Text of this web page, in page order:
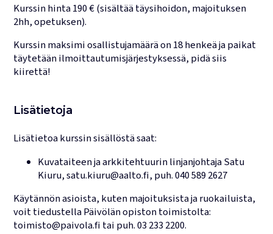
Kurssin hinta 190 € (sisältää täysihoidon, majoituksen
2hh, opetuksen).
Kurssin maksimi osallistujamäärä on 18 henkeä ja paikat
täytetään ilmoittautumisjärjestyksessä, pidä siis
kiirettä!
Lisätietoja
Lisätietoa kurssin sisällöstä saat:
Kuvataiteen ja arkkitehtuurin linjanjohtajaSatu
Kiuru,satu.kiuru@aalto.fi, puh.040 589 2627
Käytännön asioista, kuten majoituksista ja ruokailuista,
voit tiedustella Päivölän opiston toimistolta:
toimisto@paivola.fi tai puh.03 233 2200.